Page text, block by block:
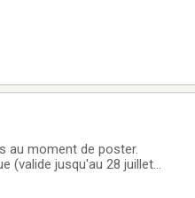
au moment de poster.
(valide jusqu'au 28 juillet